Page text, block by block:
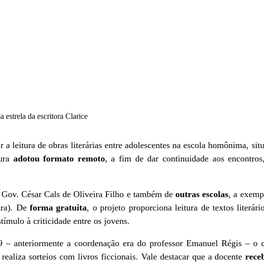
estrela da escritora Clarice
leitura de obras literárias entre adolescentes na escola homônima,
adotou formato remoto, a fim de dar continuidade aos
César Cals de Oliveira Filho e também deoutras escolas, a
De forma gratuita, o projeto proporciona leitura de textos
à criticidade entre os jovens.
– anteriormente a coordenação era do professor Emanuel Régis – o
sorteios com livros ficcionais. Vale destacar que a docente